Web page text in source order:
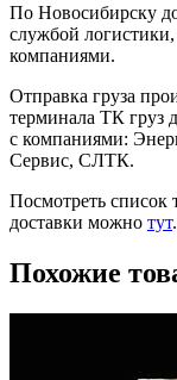
По Новосибирску
службой
компаниями.
Отправка груза
терминала ТК груз
с компаниями:
Сервис, СЛТК.
Посмотреть список
доставки можно тут.
Похожие